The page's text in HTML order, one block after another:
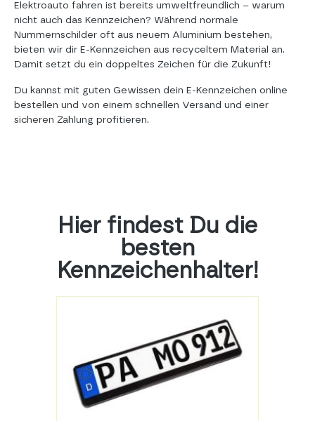
Elektroauto fahren ist bereits umweltfreundlich – warum
nicht auch das Kennzeichen? Während normale
Nummernschilder oft aus neuem Aluminium bestehen,
bieten wir dir E-Kennzeichen aus recyceltem Material an.
Damit setzt du ein doppeltes Zeichen für die Zukunft!
Du kannst mit guten Gewissen dein E-Kennzeichen online
bestellen und von einem schnellen Versand und einer
sicheren Zahlung profitieren.
Hier findest Du die
besten
Kennzeichenhalter!